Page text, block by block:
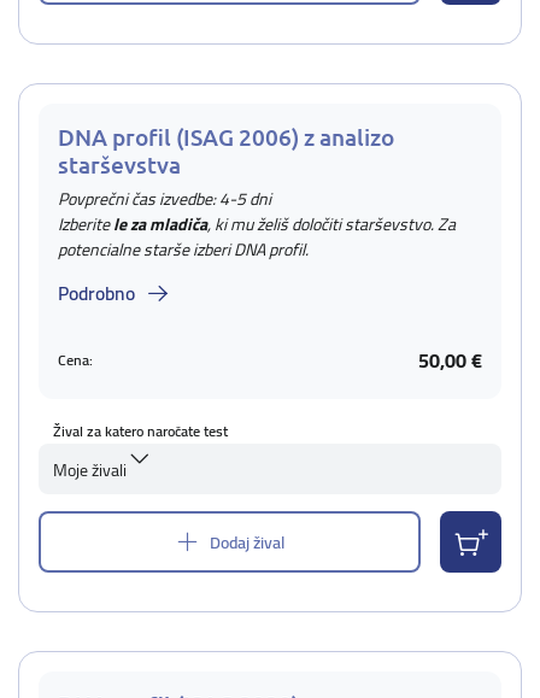
DNA profil (ISAG 2006) z analizo
starševstva
Povprečni čas izvedbe: 4-5 dni
Izberitele za mladiča, ki mu želiš določiti starševstvo. Za
potencialne starše izberi DNA profil.
Podrobno
Cena: 50,00 €
Žival za katero naročate test
Moje živali
Dodaj žival